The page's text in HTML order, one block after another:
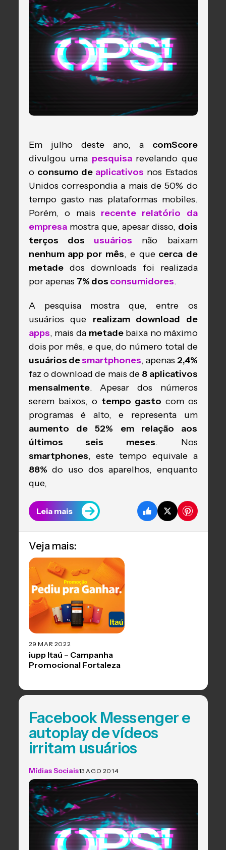
Em julho deste ano, a comScore
divulgou uma pesquisarevelando que
o consumo de aplicativos nos Estados
Unidos correspondia a mais de 50% do
tempo gasto nas plataformas mobiles.
Porém, o mais recente relatório da
empresamostra que, apesar disso, dois
terços dos usuários não baixam
nenhum app por mês, e quecerca de
metadedos downloads foi realizada
por apenas 7% dos consumidores.
A pesquisa mostra que, entre os
usuários que realizam download de
apps, mais da metadebaixa no máximo
dois por mês, e que, do número total de
usuários desmartphones, apenas 2,4%
faz o download de mais de 8 aplicativos
mensalmente. Apesar dos números
serem baixos, o tempo gasto com os
programas é alto, e representa um
aumento de 52% em relação aos
últimos seis meses. Nos
smartphones, este tempo equivale a
88% do uso dos aparelhos, enquanto
que,
Leia mais
Veja mais:
29 MAR 2022
iupp Itaú – Campanha
Promocional Fortaleza
Facebook Messenger e
autoplay de vídeos
irritam usuários
Mídias Sociais13 AGO 2014